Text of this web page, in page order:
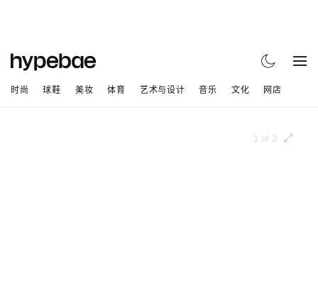
时尚 球鞋 美妆 体育 艺术与设计 音乐 文化 网店
1 of 3